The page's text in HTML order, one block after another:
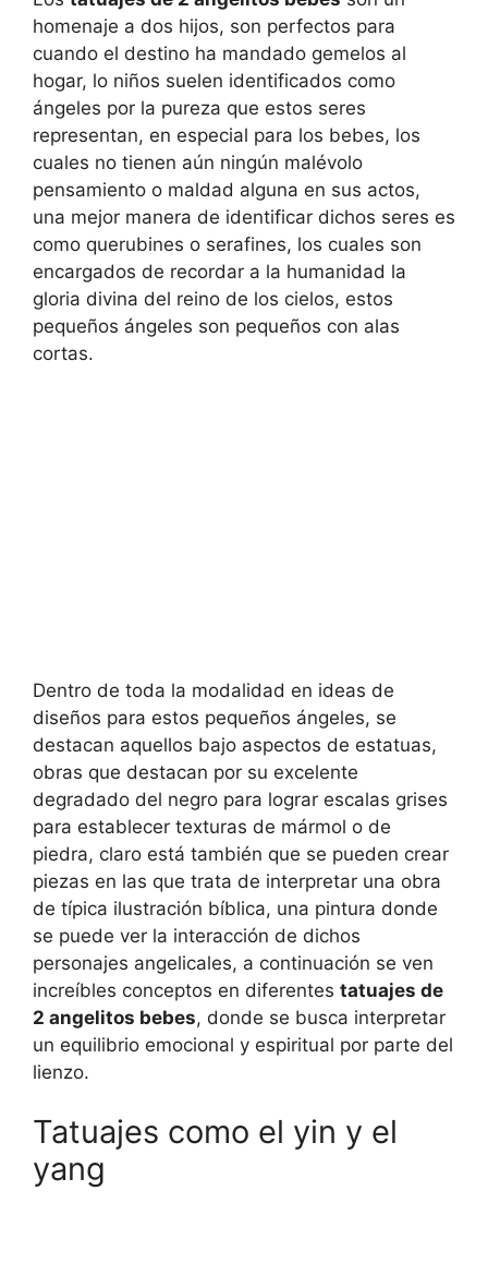
homenaje a dos hijos, son perfectos para
cuando el destino ha mandado gemelos al
hogar, lo niños suelen identificados como
ángeles por la pureza que estos seres
representan, en especial para los bebes, los
cuales no tienen aún ningún malévolo
pensamiento o maldad alguna en sus actos,
una mejor manera de identificar dichos seres es
como querubines o serafines, los cuales son
encargados de recordar a la humanidad la
gloria divina del reino de los cielos, estos
pequeños ángeles son pequeños con alas
cortas.
Dentro de toda la modalidad en ideas de
diseños para estos pequeños ángeles, se
destacan aquellos bajo aspectos de estatuas,
obras que destacan por su excelente
degradado del negro para lograr escalas grises
para establecer texturas de mármol o de
piedra, claro está también que se pueden crear
piezas en las que trata de interpretar una obra
de típica ilustración bíblica, una pintura donde
se puede ver la interacción de dichos
personajes angelicales, a continuación se ven
increíbles conceptos en diferentes tatuajes de
2 angelitos bebes, donde se busca interpretar
un equilibrio emocional y espiritual por parte del
lienzo.
Tatuajes como el yin y el
yang